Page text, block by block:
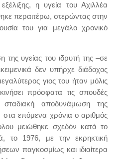
εξέλιξης, η υγεία του Αχιλλέα
περαιτέρω, στερώντας στην
του για μεγάλο χρονικό
της υγείας του ιδρυτή της –σε
δεν υπήρχε διάδοχος
γιος του ήταν μόλις
πρόσφατα τις σπουδές
αποδυνάμωση της
στα επόμενα χρόνια ο αριθμός
μειώθηκε σχεδόν κατά το
το 1976, με την εκρηκτική
παγκοσμίως και ιδιαίτερα